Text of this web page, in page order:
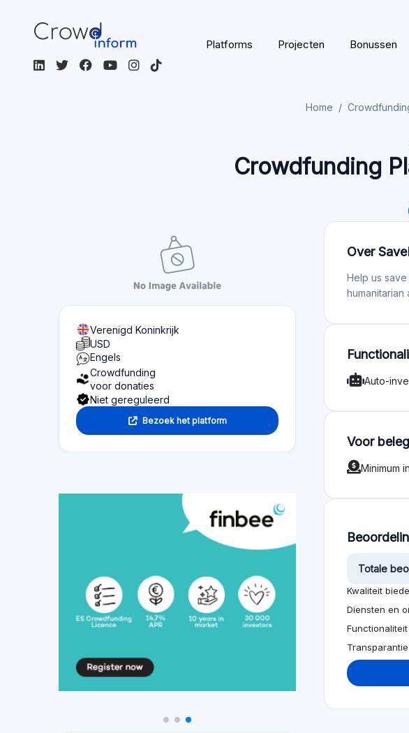
Platforms Projecten Bonussen
Home
Crowdfunding
Verenigd Koninkrijk
USD
Engels
Crowdfunding
voor donaties
Niet gereguleerd
Bezoek het platform
Over
Help us
humanitarian
Auto-
Voor
Minimum
Totale
Kwaliteit
Diensten en
Functionaliteit